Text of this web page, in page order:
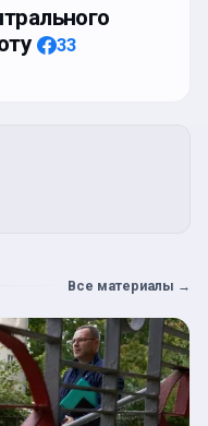
33
Все материалы →